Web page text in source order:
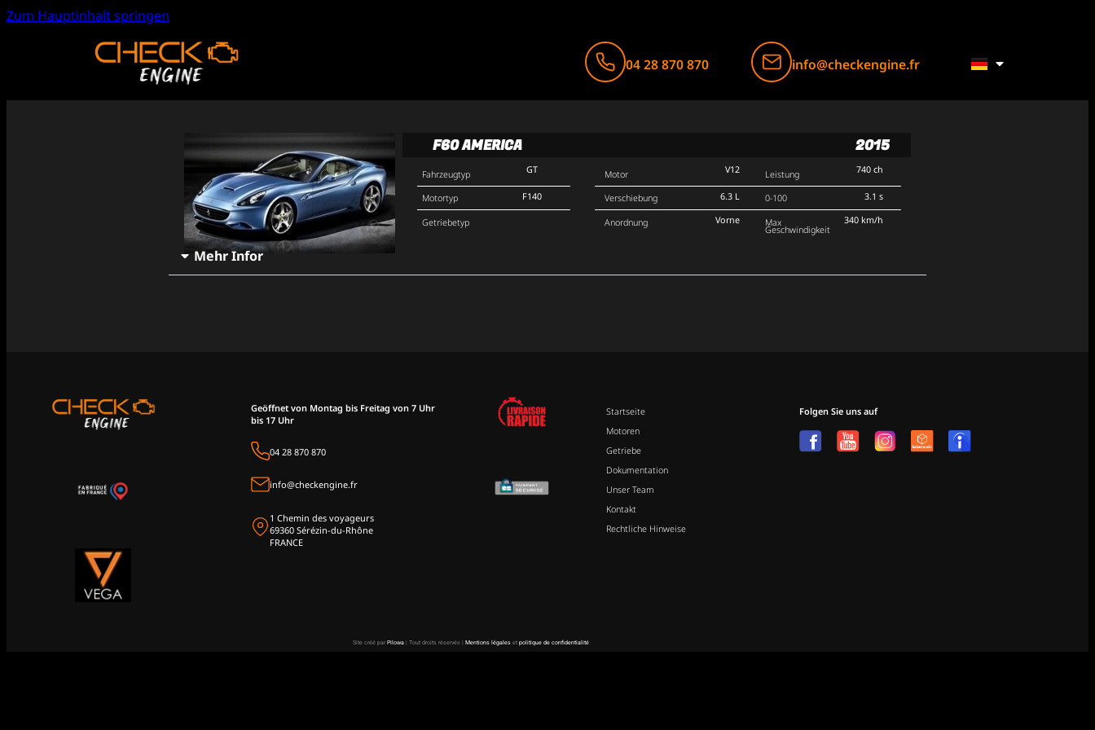
Zum Hauptinhalt springen
04 28 870 870 info@checkengine.fr
F60 AMERICA 2015
Fahrzeugtyp
Motortyp
Getriebetyp
GT
F140
Motor
Verschiebung
Anordnung
V12
6.3 L
Vorne
Leistung
0-100
Max
Geschwindigkeit
740 ch
3.1 s
340 km/h
Mehr Infor
Geöffnet von Montag bis Freitag von 7 Uhr
bis 17 Uhr
04 28 870 870
info@checkengine.fr
1 Chemin des voyageurs
69360 Sérézin-du-Rhône
FRANCE
Startseite
Motoren
Getriebe
Dokumentation
Unser Team
Kontakt
Rechtliche Hinweise
Folgen Sie uns auf
Site créé par Pilowa | Tout droits réservés | Mentions légales et politique de confidentialité